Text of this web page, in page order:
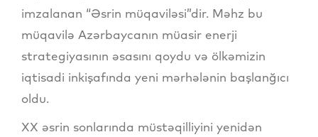
imzalanan “Əsrin müqaviləsi”dir. Məhz bu
müqavilə Azərbaycanın müasir enerji
strategiyasının əsasını qoydu və ölkəmizin
iqtisadi inkişafında yeni mərhələnin başlanğıcı
oldu.
XX əsrin sonlarında müstəqilliyini yenidən